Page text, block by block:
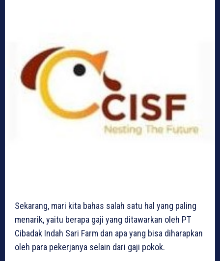
Sekarang, mari kita bahas salah satu hal yang paling
menarik, yaitu berapa gaji yang ditawarkan oleh PT
Cibadak Indah Sari Farm dan apa yang bisa diharapkan
oleh para pekerjanya selain dari gaji pokok.